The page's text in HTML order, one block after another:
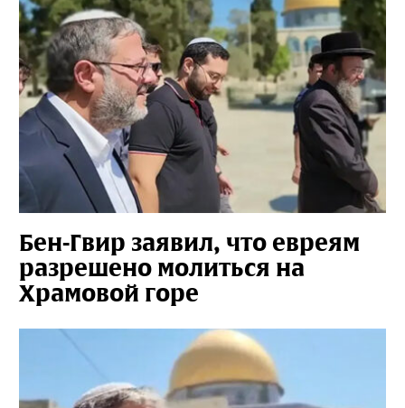
Бен-Гвир заявил, что евреям
разрешено молиться на
Храмовой горе